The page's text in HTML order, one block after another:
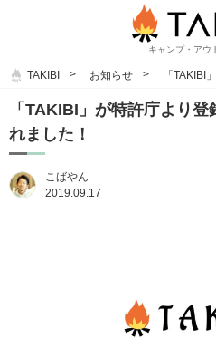
キャンプ・アウ
TAKIBI お知らせ 「TAKIBI
「TAKIBI」が特許庁より
れました！
こばやん
2019.09.17